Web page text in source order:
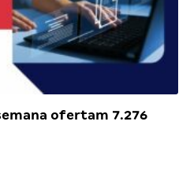
ofertam 7.276